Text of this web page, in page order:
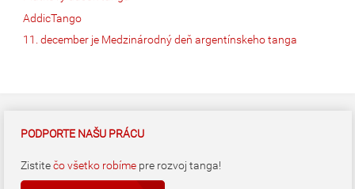
AddicTango
11. december je Medzinárodný deň argentínskeho tanga
PODPORTE NAŠU PRÁCU
Zistitečo všetko robíme pre rozvoj tanga!